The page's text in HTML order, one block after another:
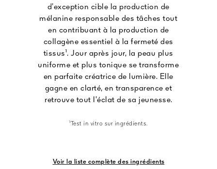
d’exception cible la production de
mélanine responsable des tâches tout
en contribuant à la production de
collagène essentiel à la fermeté des
tissus¹. Jour après jour, la peau plus
uniforme et plus tonique se transforme
en parfaite créatrice de lumière. Elle
gagne en clarté, en transparence et
retrouve tout l’éclat de sa jeunesse.
¹Test in vitro sur ingrédients.
Voir la liste complète des ingrédients